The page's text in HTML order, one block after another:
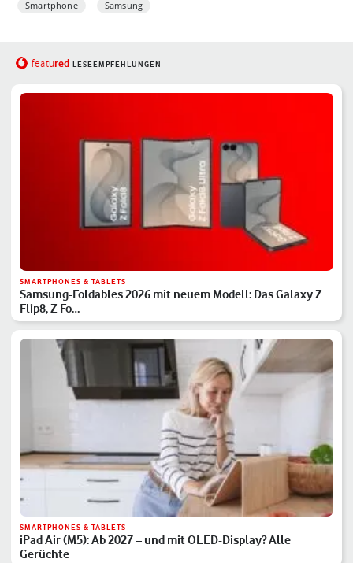
Smartphone Samsung
featured LESEEMPFEHLUNGEN
SMARTPHONES & TABLETS
Samsung-Foldables 2026 mit neuem Modell: Das Galaxy Z
Flip8, Z Fo…
SMARTPHONES & TABLETS
iPad Air (M5): Ab 2027 – und mit OLED-Display? Alle
Gerüchte